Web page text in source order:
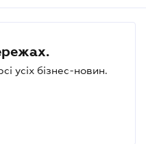
усіх бізнес-новин.